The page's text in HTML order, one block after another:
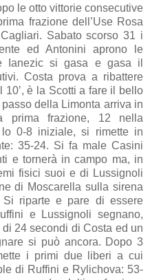
le otto vittorie consecutive
frazione dell’Use Rosa
Sabato scorso 31 i
ed Antonini aprono le
Ianezic si gasa e gasa il
Costa prova a ribattere
è la Scotti a fare il bello
della Limonta arriva in
prima frazione, 12 nella
0-8 iniziale, si rimette in
35-24. Si fa male Casini
e tornerà in campo ma, in
fisici suoi e di Lussignoli
di Moscarella sulla sirena
riparte e pare di essere
e Lussignoli segnano,
di 24 secondi di Costa ed un
si può ancora. Dopo 3
i primi due liberi a cui
di Ruffini e Rylichova: 53-